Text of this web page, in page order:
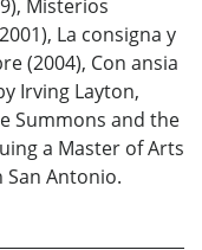
Misterios
La consigna y
(2004), Con ansia
Irving Layton,
Summons and the
a Master of Arts
San Antonio.